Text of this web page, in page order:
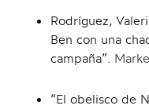
Rodríguez,
Ben con una
campaña”.
“El obelisco de